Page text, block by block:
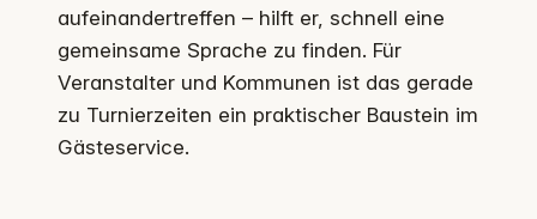
aufeinandertreffen – hilft er, schnell eine
gemeinsame Sprache zu finden. Für
Veranstalter und Kommunen ist das gerade
zu Turnierzeiten ein praktischer Baustein im
Gästeservice.